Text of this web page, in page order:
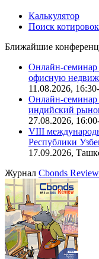
IT-аккредитация
Поиск
Ближайшие
Онлайн-семинар
офисную
11.08.2026,
Онлайн-семинар
индийский
VIII
Республики
17.09.2026,
ЖурналCbonds Review